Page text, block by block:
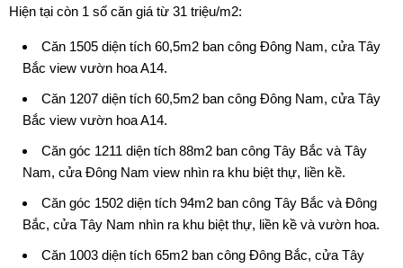
Hiện tại còn 1 số căn giá từ 31 triệu/m2:
Căn 1505 diện tích 60,5m2 ban công Đông Nam, cửa Tây
Bắc view vườn hoa A14.
Căn 1207 diện tích 60,5m2 ban công Đông Nam, cửa Tây
Bắc view vườn hoa A14.
Căn góc 1211 diện tích 88m2 ban công Tây Bắc và Tây
Nam, cửa Đông Nam view nhìn ra khu biệt thự, liền kề.
Căn góc 1502 diện tích 94m2 ban công Tây Bắc và Đông
Bắc, cửa Tây Nam nhìn ra khu biệt thự, liền kề và vườn hoa.
Căn 1003 diện tích 65m2 ban công Đông Bắc, cửa Tây